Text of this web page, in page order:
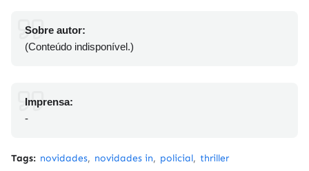
Sobre autor:
(Conteúdo indisponível.)
Imprensa:
-
Tags: novidades novidades in policial thriller